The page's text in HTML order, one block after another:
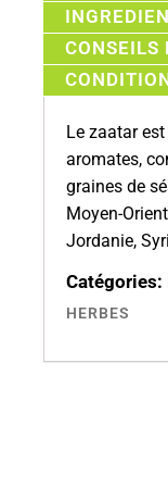
CONSEILS
Le zaatar
aromates,
graines de
Moyen-
Jordanie,
Catégories:
HERBES